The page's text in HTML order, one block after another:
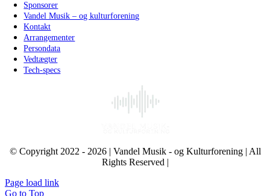
Sponsorer
Vandel Musik – og kulturforening
Kontakt
Arrangementer
Persondata
Vedtægter
Tech-specs
© Copyright 2022 - 2026 | Vandel Musik - og Kulturforening | All
Rights Reserved |
Page load link
Go to Top